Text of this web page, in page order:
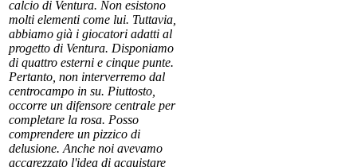
calcio di Ventura. Non esistono
molti elementi come lui. Tuttavia,
abbiamo già i giocatori adatti al
progetto di Ventura. Disponiamo
di quattro esterni e cinque punte.
Pertanto, non interverremo dal
centrocampo in su. Piuttosto,
occorre un difensore centrale per
completare la rosa. Posso
comprendere un pizzico di
delusione. Anche noi avevamo
accarezzato l'idea di acquistare